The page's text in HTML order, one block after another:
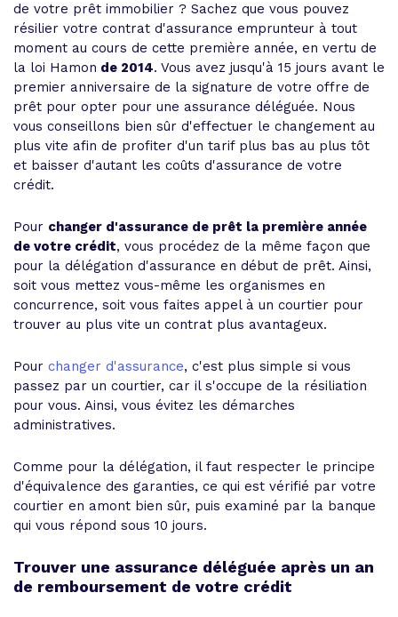
de votre prêt immobilier ? Sachez que vous pouvez
résilier votre contrat d'assurance emprunteur à tout
moment au cours de cette première année, en vertu de
la loi Hamon de 2014. Vous avez jusqu'à 15 jours avant le
premier anniversaire de la signature de votre offre de
prêt pour opter pour une assurance déléguée. Nous
vous conseillons bien sûr d'effectuer le changement au
plus vite afin de profiter d'un tarif plus bas au plus tôt
et baisser d'autant les coûts d'assurance de votre
crédit.
Pour changer d'assurance de prêt la première année
de votre crédit, vous procédez de la même façon que
pour la délégation d'assurance en début de prêt. Ainsi,
soit vous mettez vous-même les organismes en
concurrence, soit vous faites appel à un courtier pour
trouver au plus vite un contrat plus avantageux.
Pour changer d'assurance, c'est plus simple si vous
passez par un courtier, car il s'occupe de la résiliation
pour vous. Ainsi, vous évitez les démarches
administratives.
Comme pour la délégation, il faut respecter le principe
d'équivalence des garanties, ce qui est vérifié par votre
courtier en amont bien sûr, puis examiné par la banque
qui vous répond sous 10 jours.
Trouver une assurance déléguée après un an
de remboursement de votre crédit